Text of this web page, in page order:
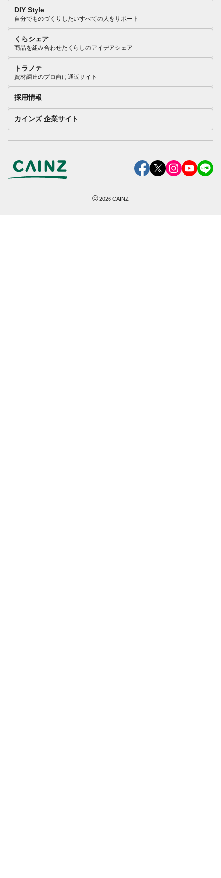
DIY Style
自分でものづくりしたいすべての人をサポート
くらシェア
商品を組み合わせたくらしのアイデアシェア
トラノテ
資材調達のプロ向け通販サイト
採用情報
カインズ 企業サイト
©2026 CAINZ